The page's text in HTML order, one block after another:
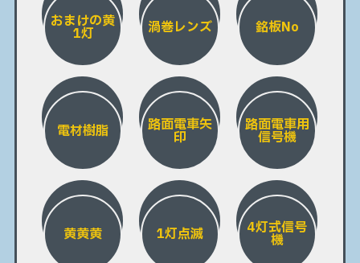
おまけの黄
1灯 渦巻レンズ 銘板No
電材樹脂 路面電車矢
印
路面電車用
信号機
黄黄黄 1灯点滅 4灯式信号
機